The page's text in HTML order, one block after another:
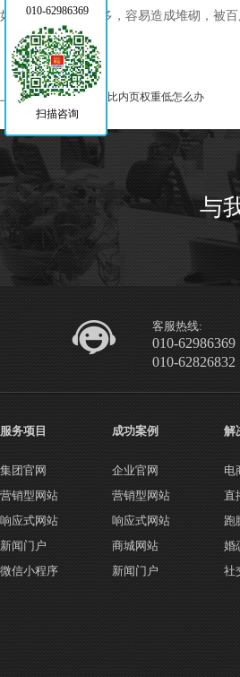
如果标题关键词太多，容易造成堆砌，被百
上一篇：网站首页权重比内页权重低怎么办
与
客服热线:
010-62986369
010-62826832
服务项目
集团官网
营销型网站
响应式网站
新闻门户
微信小程序
成功案例
企业官网
营销型网站
响应式网站
商城网站
新闻门户
解
电
直
跑
婚
社
010-62986369
扫描咨询